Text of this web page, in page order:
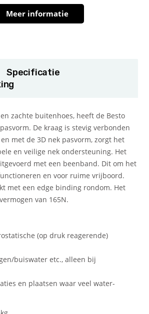
Meer informatie
Specificatie
zachte buitenhoes, heeft de Besto
De kraag is stevig verbonden
met de 3D nek pasvorm, zorgt het
en veilige nek ondersteuning. Het
met een beenband. Dit om het
en voor ruime vrijboord.
met een edge binding rondom. Het
van 165N.
(op druk reagerende)
buiswater etc., alleen bij
en plaatsen waar veel water-